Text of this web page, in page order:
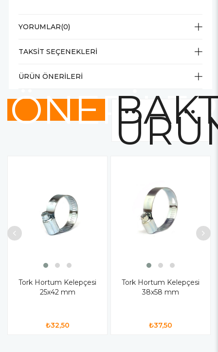
YORUMLAR(0)
TAKSIT SEÇENEKLERI
ÜRÜN ÖNERILERI
ÖNERİLER
Tork Hortum Kelepçesi
25x42 mm
₺32,50
Tork Hortum Kelepçesi
38x58 mm
₺37,50